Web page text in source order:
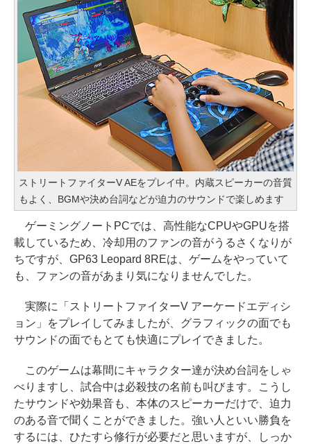
ストリートファイターV AEをプレイ中。内蔵スピーカーの音質
もよく、BGMや決め台詞などが迫力のサウンドで楽しめます
ゲーミングノートPCでは、高性能なCPUやGPUを搭
載しているため、冷却用のファンの音がうるさくなりが
ちですが、GP63 Leopard 8REは、ゲームをやっていて
も、ファンの音があまり気になりませんでした。
実際に「ストリートファイターV アーケードエディシ
ョン」をプレイしてみましたが、グラフィックの面でも
サウンドの面でもとても快適にプレイできました。
このゲームは幕間にキャラクター達が決め台詞をしゃ
べりますし、試合中は必殺技の名前も叫びます。こうし
たサウンドや効果音も、本体のスピーカーだけで、迫力
のある音で聞くことができました。強い人といい勝負を
するには、ひたすら修行が必要だと思いますが、しっか